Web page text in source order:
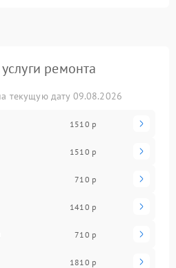
ремонта
текущую дату 09.08.2026
1510 р
1510 р
710 р
1410 р
710 р
1810 р